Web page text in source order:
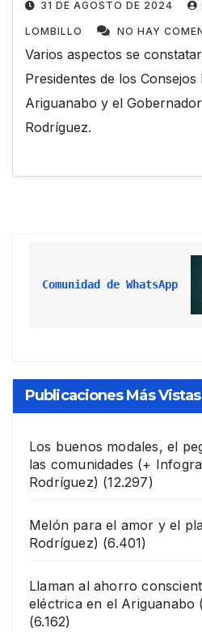
31 DE AGOSTO DE 2024
LOMBILLO NO HAY
Varios aspectos se
Presidentes de los
Ariguanabo y el
Rodríguez.
Comunidad de WhatsApp
Publicaciones Más Vistas
Los buenos modales, el
las comunidades (+
Rodríguez) (12.297)
Melón para el amor y el
Rodríguez) (6.401)
Llaman al ahorro
eléctrica en el Ariguanabo
(6.162)